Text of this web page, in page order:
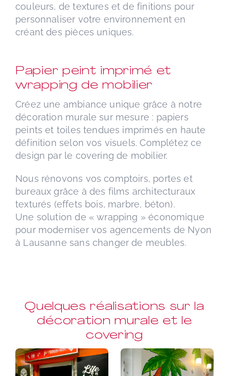
couleurs, de textures et de finitions pour
personnaliser votre environnement en
créant des pièces uniques.
Papier peint imprimé et
wrapping de mobilier
Créez une ambiance unique grâce à notre
décoration murale sur mesure : papiers
peints et toiles tendues imprimés en haute
définition selon vos visuels. Complétez ce
design par le covering de mobilier.
Nous rénovons vos comptoirs, portes et
bureaux grâce à des films architecturaux
texturés (effets bois, marbre, béton).
Une solution de « wrapping » économique
pour moderniser vos agencements de Nyon
à Lausanne sans changer de meubles.
Quelques réalisations sur la
décoration murale et le
covering